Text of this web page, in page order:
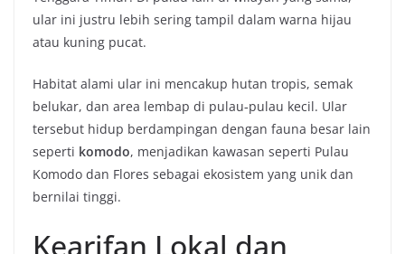
ular ini justru lebih sering tampil dalam warna hijau
atau kuning pucat.
Habitat alami ular ini mencakup hutan tropis, semak
belukar, dan area lembap di pulau‑pulau kecil. Ular
tersebut hidup berdampingan dengan fauna besar lain
seperti komodo, menjadikan kawasan seperti Pulau
Komodo dan Flores sebagai ekosistem yang unik dan
bernilai tinggi.
Kearifan Lokal dan